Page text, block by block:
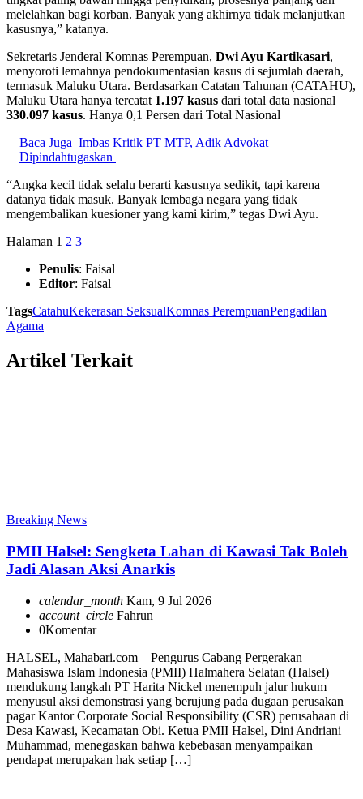
melelahkan bagi korban. Banyak yang akhirnya tidak melanjutkan
kasusnya,” katanya.
Sekretaris Jenderal Komnas Perempuan, Dwi Ayu Kartikasari,
menyoroti lemahnya pendokumentasian kasus di sejumlah daerah,
termasuk Maluku Utara. Berdasarkan Catatan Tahunan (CATAHU),
Maluku Utara hanya tercatat 1.197 kasus dari total data nasional
330.097 kasus. Hanya 0,1 Persen dari Total Nasional
Baca Juga Imbas Kritik PT MTP, Adik Advokat
Dipindahtugaskan
“Angka kecil tidak selalu berarti kasusnya sedikit, tapi karena
datanya tidak masuk. Banyak lembaga negara yang tidak
mengembalikan kuesioner yang kami kirim,” tegas Dwi Ayu.
Halaman 1 2 3
Penulis: Faisal
Editor: Faisal
TagsCatahuKekerasan SeksualKomnas PerempuanPengadilan
Agama
Artikel Terkait
Breaking News
PMII Halsel: Sengketa Lahan di Kawasi Tak Boleh
Jadi Alasan Aksi Anarkis
calendar_month Kam, 9 Jul 2026
account_circle Fahrun
0Komentar
HALSEL, Mahabari.com – Pengurus Cabang Pergerakan
Mahasiswa Islam Indonesia (PMII) Halmahera Selatan (Halsel)
mendukung langkah PT Harita Nickel menempuh jalur hukum
menyusul aksi demonstrasi yang berujung pada dugaan perusakan
pagar Kantor Corporate Social Responsibility (CSR) perusahaan di
Desa Kawasi, Kecamatan Obi. Ketua PMII Halsel, Dini Andriani
Muhammad, menegaskan bahwa kebebasan menyampaikan
pendapat merupakan hak setiap […]